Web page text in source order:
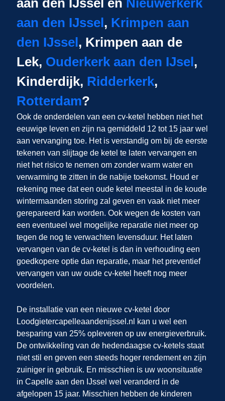
aan den IJssel en Nieuwerkerk
aan den IJssel, Krimpen aan
den IJssel, Krimpen aan de
Lek, Ouderkerk aan den IJsel,
Kinderdijk, Ridderkerk,
Rotterdam?
Ook de onderdelen van een cv-ketel hebben niet het
eeuwige leven en zijn na gemiddeld 12 tot 15 jaar wel
aan vervanging toe. Het is verstandig om bij de eerste
tekenen van slijtage de ketel te laten vervangen en
niet het risico te nemen om zonder warm water en
verwarming te zitten in de nabije toekomst. Houd er
rekening mee dat een oude ketel meestal in de koude
wintermaanden storing zal geven en vaak niet meer
gerepareerd kan worden. Ook wegen de kosten van
een eventueel wel mogelijke reparatie niet meer op
tegen de nog te verwachten levensduur. Het laten
vervangen van de cv-ketel is dan in verhouding een
goedkopere optie dan reparatie, maar het preventief
vervangen van uw oude cv-ketel heeft nog meer
voordelen.
De installatie van een nieuwe cv-ketel door
Loodgietercapelleaandenijssel.nl
kan u wel een
besparing van 25% opleveren op uw energieverbruik.
De ontwikkeling van de hedendaagse cv-ketels staat
niet stil en geven een steeds hoger rendement en zijn
zuiniger in gebruik. En misschien is uw woonsituatie
in Capelle aan den IJssel wel veranderd in de
afgelopen 15 jaar. Misschien hebben de kinderen